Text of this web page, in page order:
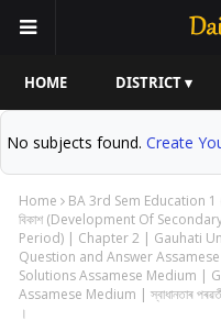
HOME DISTRICT ▾
No subjects found. Create
Home BA 3rd Sem Education
বিকাশ (Development Of
Period) | Chapter 2 | Gauhati
Question and Answer
Solutions Assamese Medium |
Assamese Medium | স্বাধানতাৰ পৰৱৰ্তী
।